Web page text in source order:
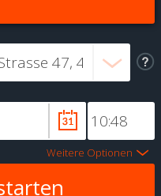
Weitere Optionen